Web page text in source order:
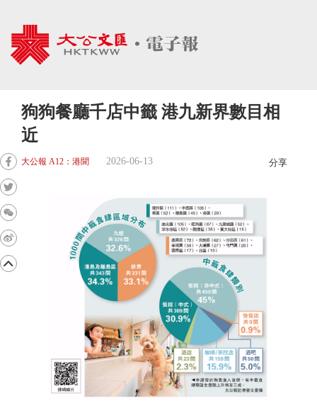
狗狗餐廳千店中籤 港九新界數目相
近
大公報 A12：港聞 2026-06-13 分享